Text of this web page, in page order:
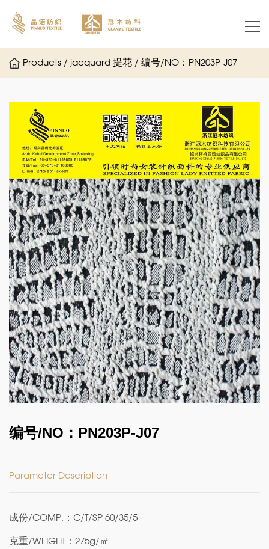
Products / jacquard 提花 / 编号/NO：PN203P-J07
编号/NO：PN203P-J07
Parameter Description
成份/COMP.：C/T/SP 60/35/5
克重/WEIGHT：275g/㎡